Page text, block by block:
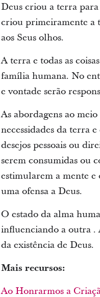
Deus criou a terra
criou primeiramente a
aos Seus olhos.
A terra e todas as
família humana. No
e vontade serão
As abordagens ao
necessidades da terra
desejos pessoais ou
serem consumidas ou
estimularem a mente e
uma ofensa a Deus.
O estado da alma
influenciando a outra .
da existência de Deus.
Mais recursos:
Ao Honrarmos a